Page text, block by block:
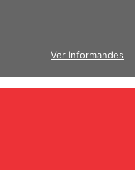
Ver Informandes